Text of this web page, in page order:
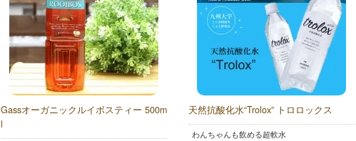
Gassオーガニックルイボスティー 500m
l
天然抗酸化水“Trolox” トロロックス
わんちゃんも飲める超軟水